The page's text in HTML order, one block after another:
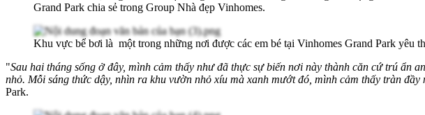
Grand Park chia sẻ trong Group Nhà đẹp Vinhomes.
Khu vực bể bơi là một trong những nơi được các em bé tại Vinhomes Grand Park yêu
"Sau hai tháng sống ở đây, mình cảm thấy như đã thực sự biến nơi này thành căn cứ trú ẩn
nhỏ. Mỗi sáng thức dậy, nhìn ra khu vườn nhỏ xíu mà xanh mướt đó, mình cảm thấy tràn đầy
Park.